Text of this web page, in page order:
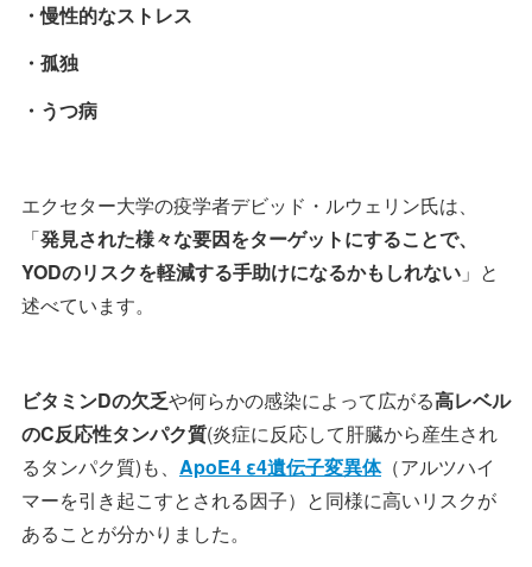
・慢性的なストレス
・孤独
・うつ病
エクセター大学の疫学者デビッド・ルウェリン氏は、
「発見された様々な要因をターゲットにすることで、
YODのリスクを軽減する手助けになるかもしれない 」と
述べています。
ビタミンDの欠乏や何らかの感染によって広がる高レベル
のC反応性タンパク質(炎症に反応して肝臓から産生され
るタンパク質)も、 ApoE4 ε4遺伝子変異体（アルツハイ
マーを引き起こすとされる因子）と同様に高いリスクが
あることが分かりました。